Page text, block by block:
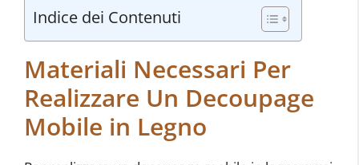
Indice dei Contenuti
Materiali Necessari Per
Realizzare Un Decoupage
Mobile in Legno